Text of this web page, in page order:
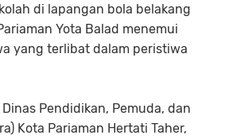
di lapangan bola belakang
Yota Balad menemui
yang terlibat dalam peristiwa
Pendidikan, Pemuda, dan
Kota Pariaman Hertati Taher,